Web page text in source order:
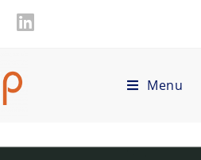
Menu